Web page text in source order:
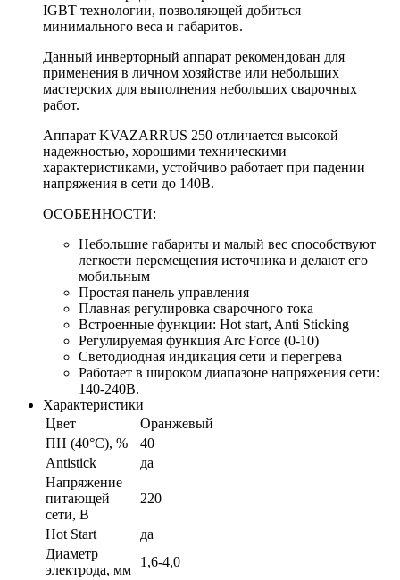
IGBT технологии, позволяющей добиться
минимального веса и габаритов.
Данный инверторный аппарат рекомендован для
применения в личном хозяйстве или небольших
мастерских для выполнения небольших сварочных
работ.
Аппарат KVAZARRUS 250 отличается высокой
надежностью, хорошими техническими
характеристиками, устойчиво работает при падении
напряжения в сети до 140В.
ОСОБЕННОСТИ:
Небольшие габариты и малый вес способствуют
легкости перемещения источника и делают его
мобильным
Простая панель управления
Плавная регулировка сварочного тока
Встроенные функции: Hot start, Anti Sticking
Регулируемая функция Arc Force (0-10)
Светодиодная индикация сети и перегрева
Работает в широком диапазоне напряжения сети:
140-240В.
Характеристики
Цвет
Оранжевый
ПН (40°C), %
40
Antistick
да
Напряжение
питающей
сети, В
220
Hot Start
да
Диаметр
электрода, мм
1,6-4,0